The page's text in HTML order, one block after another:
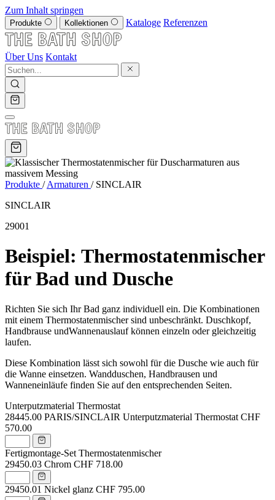
Zum Inhalt springen
Produkte Kollektionen Kataloge Referenzen
Über Uns Kontakt
Produkte / Armaturen / SINCLAIR
SINCLAIR
29001
Beispiel: Thermostatenmischer
für Bad und Dusche
Richten Sie sich Ihr Bad ganz individuell ein. Die Kombinationen
mit einem Thermostatenmischer sind unbeschränkt. Duschkopf,
Handbrause undWannenauslauf können einzeln oder gleichzeitig
laufen.
Diese Kombination lässt sich sowohl für die Dusche wie auch für
die Wanne einsetzen. Wandduschen, Handbrausen und
Wanneneinläufe finden Sie auf den entsprechenden Seiten.
Unterputzmaterial Thermostat
28445.00 PARIS/SINCLAIR Unterputzmaterial Thermostat CHF
570.00
Fertigmontage-Set Thermostatenmischer
29450.03 Chrom CHF 718.00
29450.01 Nickel glanz CHF 795.00